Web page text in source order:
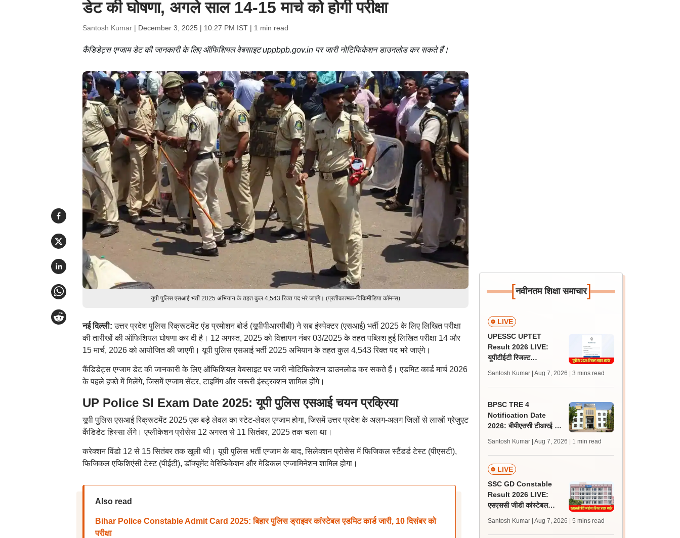
डेट की घोषणा, अगले साल 14-15 मार्च को होगी परीक्षा
Santosh Kumar | December 3, 2025 | 10:27 PM IST| 1 min read
कैंडिडेट्स एग्जाम डेट की जानकारी के लिए ऑफिशियल वेबसाइट uppbpb.gov.in पर जारी नोटिफिकेशन डाउनलोड कर सकते हैं।
यूपी पुलिस एसआई भर्ती 2025 अभियान के तहत कुल 4,543 रिक्त पद भरे जाएंगे। (प्रतीकात्मक-विकिमीडिया कॉमन्स)
नई दिल्ली:उत्तर प्रदेश पुलिस रिक्रूटमेंट एंड प्रमोशन बोर्ड (यूपीपीआरपीबी) ने सब इंस्पेक्टर (एसआई) भर्ती 2025 के लिए लिखित परीक्षा
की तारीखों की ऑफिशियल घोषणा कर दी है। 12 अगस्त, 2025 को विज्ञापन नंबर 03/2025 के तहत पब्लिश हुई लिखित परीक्षा 14 और
15 मार्च, 2026 को आयोजित की जाएगी। यूपी पुलिस एसआई भर्ती 2025 अभियान के तहत कुल 4,543 रिक्त पद भरे जाएंगे।
कैंडिडेट्स एग्जाम डेट की जानकारी के लिए ऑफिशियल वेबसाइट पर जारी नोटिफिकेशन डाउनलोड कर सकते हैं। एडमिट कार्ड मार्च 2026
के पहले हफ्ते में मिलेंगे, जिसमें एग्जाम सेंटर, टाइमिंग और जरूरी इंस्ट्रक्शन शामिल होंगे।
UP Police SI Exam Date 2025: यूपी पुलिस एसआई चयन प्रक्रिया
यूपी पुलिस एसआई रिक्रूटमेंट 2025 एक बड़े लेवल का स्टेट-लेवल एग्जाम होगा, जिसमें उत्तर प्रदेश के अलग-अलग जिलों से लाखों ग्रेजुएट
कैंडिडेट हिस्सा लेंगे। एप्लीकेशन प्रोसेस 12 अगस्त से 11 सितंबर, 2025 तक चला था।
करेक्शन विंडो 12 से 15 सितंबर तक खुली थी। यूपी पुलिस भर्ती एग्जाम के बाद, सिलेक्शन प्रोसेस में फिजिकल स्टैंडर्ड टेस्ट (पीएसटी),
फिजिकल एफिशिएंसी टेस्ट (पीईटी), डॉक्यूमेंट वेरिफिकेशन और मेडिकल एग्जामिनेशन शामिल होगा।
Also read
Bihar Police Constable Admit Card 2025: बिहार पुलिस ड्राइवर कांस्टेबल एडमिट कार्ड जारी, 10 दिसंबर को
परीक्षा
[नवीनतम शिक्षा समाचार]
LIVE
UPESSC UPTET
Result 2026 LIVE:
यूपीटीईटी रिजल्ट
जल्द, जानें लेटेस्ट अपडेट,
पासिंग मार्क्स
Santosh Kumar | Aug 7, 2026 | 3 mins read
BPSC TRE 4
Notification Date
2026: बीपीएससी टीआरई 4
के बीच, एसटेट पर क्या है
अपडेट?
Santosh Kumar | Aug 7, 2026 | 1 min read
LIVE
SSC GD Constable
Result 2026 LIVE:
एसएससी जीडी कांस्टेबल
लेटेस्ट अपडेट, स्कोरकार्ड लिंक
Santosh Kumar | Aug 7, 2026 | 5 mins read